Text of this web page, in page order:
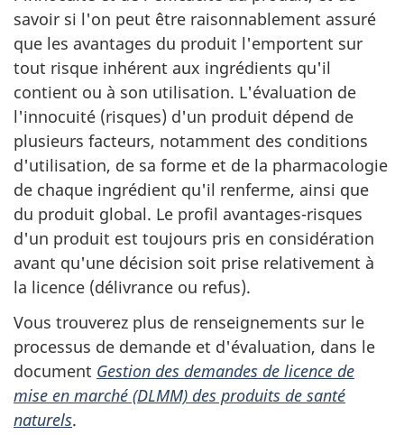
savoir si l'on peut être raisonnablement assuré
que les avantages du produit l'emportent sur
tout risque inhérent aux ingrédients qu'il
contient ou à son utilisation. L'évaluation de
l'innocuité (risques) d'un produit dépend de
plusieurs facteurs, notamment des conditions
d'utilisation, de sa forme et de la pharmacologie
de chaque ingrédient qu'il renferme, ainsi que
du produit global. Le profil avantages-risques
d'un produit est toujours pris en considération
avant qu'une décision soit prise relativement à
la licence (délivrance ou refus).
Vous trouverez plus de renseignements sur le
processus de demande et d'évaluation, dans le
document Gestion des demandes de licence de
mise en marché (DLMM) des produits de santé
naturels.